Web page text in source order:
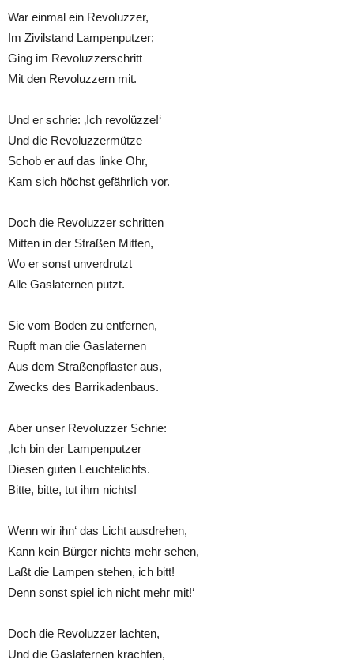
War einmal ein Revoluzzer,
Im Zivilstand Lampenputzer;
Ging im Revoluzzerschritt
Mit den Revoluzzern mit.
Und er schrie: ‚Ich revolüzze!‘
Und die Revoluzzermütze
Schob er auf das linke Ohr,
Kam sich höchst gefährlich vor.
Doch die Revoluzzer schritten
Mitten in der Straßen Mitten,
Wo er sonst unverdrutzt
Alle Gaslaternen putzt.
Sie vom Boden zu entfernen,
Rupft man die Gaslaternen
Aus dem Straßenpflaster aus,
Zwecks des Barrikadenbaus.
Aber unser Revoluzzer Schrie:
‚Ich bin der Lampenputzer
Diesen guten Leuchtelichts.
Bitte, bitte, tut ihm nichts!
Wenn wir ihn‘ das Licht ausdrehen,
Kann kein Bürger nichts mehr sehen,
Laßt die Lampen stehen, ich bitt!
Denn sonst spiel ich nicht mehr mit!‘
Doch die Revoluzzer lachten,
Und die Gaslaternen krachten,